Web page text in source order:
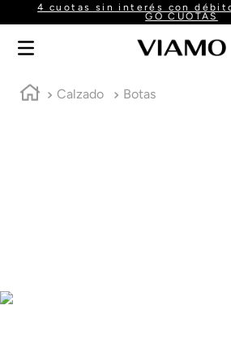
4 cuotas sin interés con
GO CUOTAS
Calzado Botas